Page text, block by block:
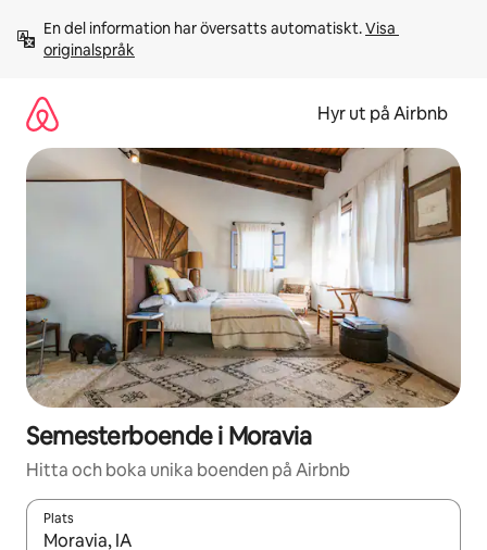
innehåll
En del information har översatts automatiskt. Visa
originalspråk
Hyr ut på Airbnb
Semesterboende i Moravia
Hitta och boka unika boenden på Airbnb
Plats
När resultaten är tillgängliga kan du navigera med upp- och